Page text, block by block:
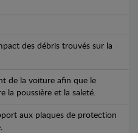
des débris trouvés sur la
de la voiture afin que le
la poussière et la saleté.
aux plaques de protection